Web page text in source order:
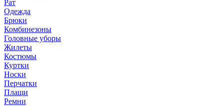
Рат
Одежда
Брюки
Комбинезоны
Головные уборы
Жилеты
Костюмы
Куртки
Носки
Перчатки
Плащи
Ремни